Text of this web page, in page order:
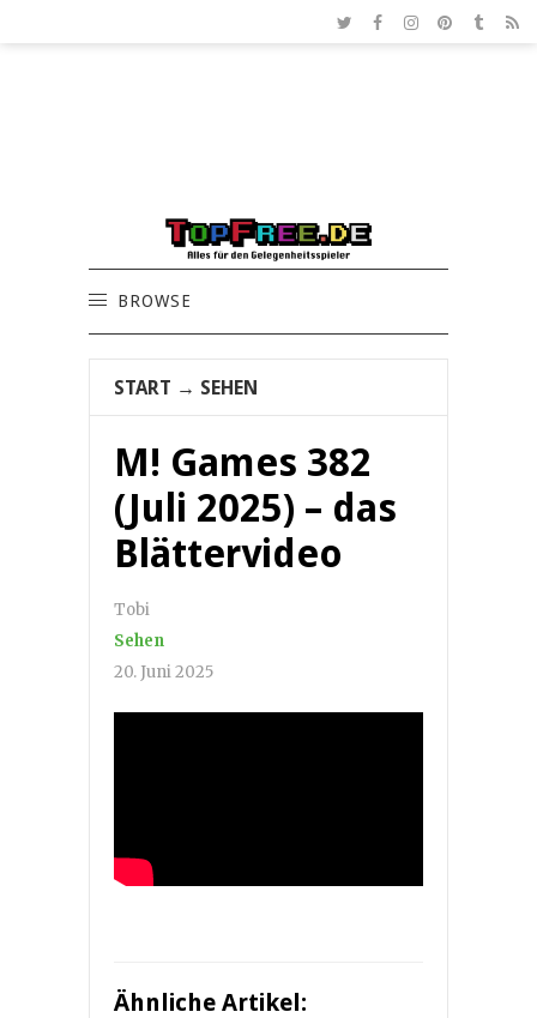
BROWSE
START → SEHEN
M! Games 382
(Juli 2025) – das
Blättervideo
Tobi
Sehen
20. Juni 2025
Ähnliche Artikel: